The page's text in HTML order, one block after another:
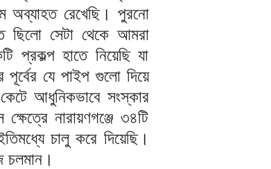
অব্যাহত রেখেছি। পুরনো
ছিলো সেটা থেকে আমরা
প্রকল্প হাতে নিয়েছি যা
যে পাইপ গুলো দিয়ে
আধুনিকভাবে সংস্কার
নারায়ণগঞ্জে ৩৪টি
চালু করে দিয়েছি।
চলমান।